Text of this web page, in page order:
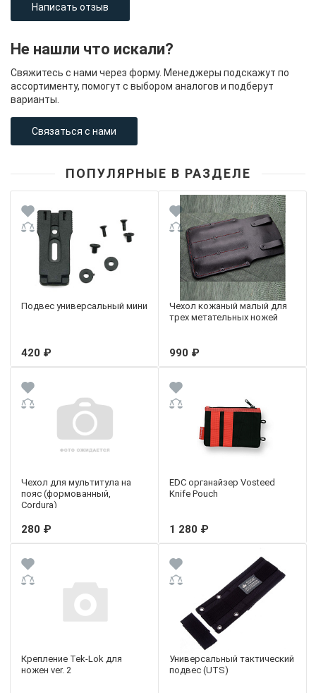
Написать отзыв
Не нашли что искали?
Свяжитесь с нами через форму. Менеджеры подскажут по
ассортименту, помогут с выбором аналогов и подберут
варианты.
Связаться с нами
ПОПУЛЯРНЫЕ В РАЗДЕЛЕ
Подвес универсальный мини
420 ₽
Чехол кожаный малый для
трех метательных ножей
990 ₽
Чехол для мультитула на
пояс (формованный,
Cordura)
280 ₽
EDC органайзер Vosteed
Knife Pouch
1 280 ₽
Крепление Tek-Lok для
ножен ver. 2
Универсальный тактический
подвес (UTS)